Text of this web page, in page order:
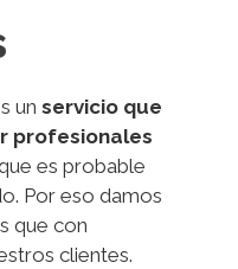
un servicio que
profesionales
es probable
Por eso damos
que con
clientes.